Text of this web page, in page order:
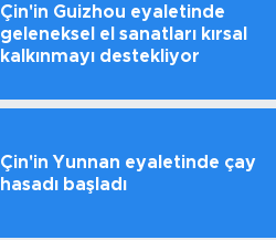
Çin'in Guizhou eyaletinde
geleneksel el sanatları kırsal
kalkınmayı destekliyor
Çin'in Yunnan eyaletinde çay
hasadı başladı